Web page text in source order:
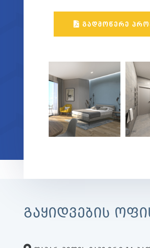
ᲒᲐᲓᲛᲝᲬᲔᲠᲔ
ᲒᲐᲧᲘᲓᲕᲔᲑᲘᲡ